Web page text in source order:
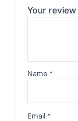
Your review
Name *
Email *